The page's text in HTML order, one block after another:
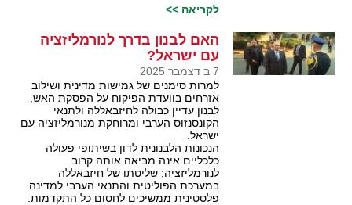
לקריאה >>
האם לבנון בדרך לנורמליזציה
עם ישראל?
7 ב דצמבר 2025
למרות סימנים של גמישות מדינית ושילוב
אזרחים בוועדת הפיקוח על הפסקת האש,
לבנון עדיין כבולה לחיזבאללה ולתנאי
הקונסנזוס הערבי ומרוחקת מנורמליזציה עם
ישראל.
הנכונות הלבנונית לדון בשיתופי פעולה
כלכליים אינה מביאה אותה קרוב
לנורמליזציה; שליטתו של חיזבאללה
במערכת הפוליטית והתנאי הערבי למדינה
פלסטינית ממשיכים לחסום כל התקדמות.